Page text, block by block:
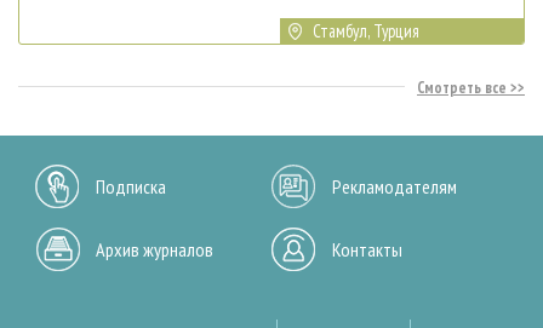
Стамбул, Турция
Смотреть все
Подписка Рекламодателям
Архив журналов Контакты